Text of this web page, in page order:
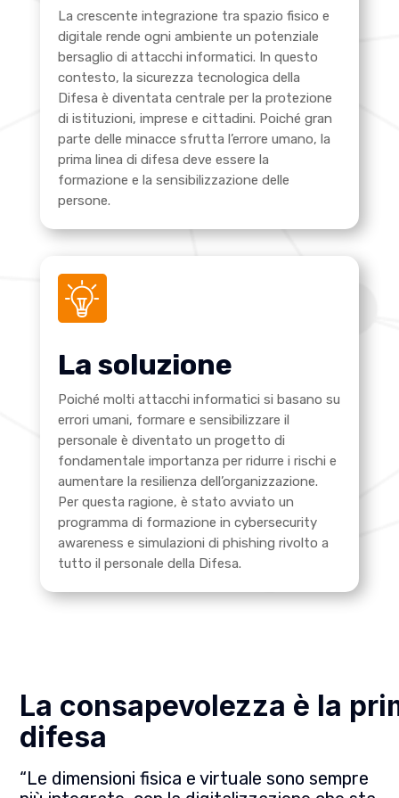
La crescente integrazione tra spazio fisico e
digitale rende ogni ambiente un potenziale
bersaglio di attacchi informatici. In questo
contesto, la sicurezza tecnologica della
Difesa è diventata centrale per la protezione
di istituzioni, imprese e cittadini. Poiché gran
parte delle minacce sfrutta l’errore umano, la
prima linea di difesa deve essere la
formazione e la sensibilizzazione delle
persone.
La soluzione
Poiché molti attacchi informatici si basano su
errori umani, formare e sensibilizzare il
personale è diventato un progetto di
fondamentale importanza per ridurre i rischi e
aumentare la resilienza dell’organizzazione.
Per questa ragione, è stato avviato un
programma di formazione in cybersecurity
awareness e simulazioni di phishing rivolto a
tutto il personale della Difesa.
La consapevolezza è la
difesa
“Le dimensioni fisica e virtuale sono sempre